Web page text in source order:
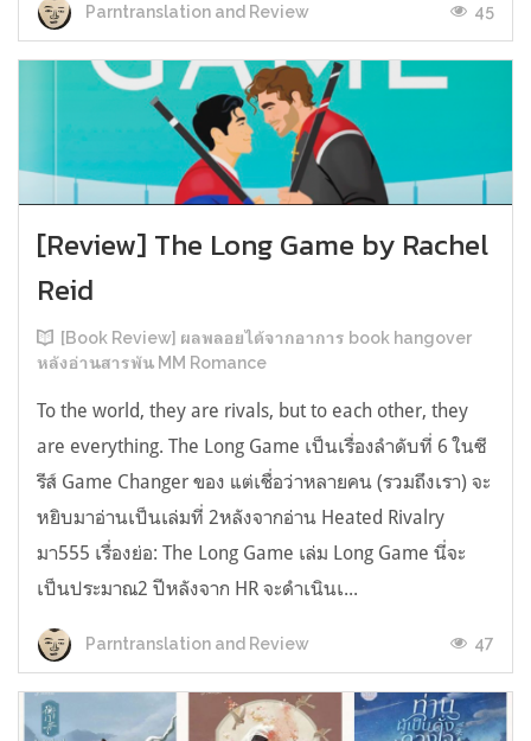
Parntranslation and Review 45
[Review] The Long Game by Rachel
Reid
[Book Review] ผลพลอยได้จากอาการ book hangover
หลังอ่านสารพัน MM Romance
To the world, they are rivals, but to each other, they
are everything. The Long Game เป็นเรื่องลำดับที่ 6 ในซี
รีส์ Game Changer ของ แต่เชื่อว่าหลายคน (รวมถึงเรา) จะ
หยิบมาอ่านเป็นเล่มที่ 2หลังจากอ่าน Heated Rivalry
มา555 เรื่องย่อ: The Long Game เล่ม Long Game นี่จะ
เป็นประมาณ2 ปีหลังจาก HR จะดำเนินเ...
Parntranslation and Review 47